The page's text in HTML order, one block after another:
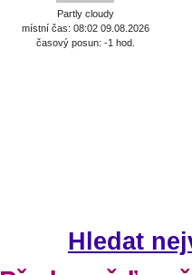
Partly cloudy
místní čas: 08:02 09.08.2026
časový posun: -1 hod.
Hledat